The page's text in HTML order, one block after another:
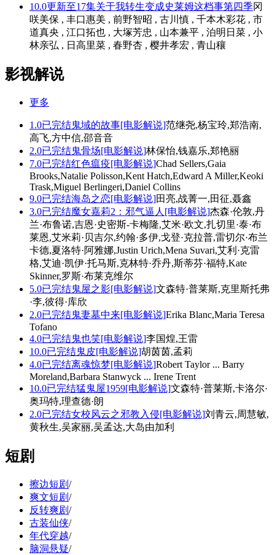
10.0更新至17集关于我转生变成史莱姆这档事第四季冈
咲美保 , 丰口惠美 , 前野智昭 , 古川慎 , 千本木彩花 , 市
道真央 , 江口拓也 , 大塚芳忠 , 山本兼平 , 泊明日菜 , 小
林亲弘 , 日高里菜 , 春野杏 , 樱井孝宏 , 青山穰
影视解说
更多
1.0已完结鬼域的故事[电影解说]范继尧,杨宝玲,郑浩南,
高飞,方中信,邵音音
2.0已完结鬼骨场[电影解说]林保怡,钱嘉乐,郑艳丽
7.0已完结红色瘟疫[电影解说]Chad Sellers,Gaia
Brooks,Natalie Polisson,Kent Hatch,Edward A Miller,Keoki
Trask,Miguel Berlingeri,Daniel Collins
9.0已完结海岛之恋[电影解说]田亮,战菁一,田征,聂鑫
3.0已完结魔女嘉莉2：邪气逼人[电影解说]杰森·伦敦,丹
兰·布鲁诺,吉恩·史密斯-卡梅隆,艾米·欧文,扎切里·泰·布
莱恩,艾米莉·贝吉尔,约翰·多伊,戈登·克拉普,雷切尔·布兰
卡德,夏洛特·阿雅娜,Justin Urich,Mena Suvari,艾利·克雷
格,艾迪·凯伊·托马斯,克林特·乔丹,斯蒂芬·福特,Kate
Skinner,罗斯·布莱克维尔
5.0已完结鬼屋之影[电影解说]文森特·普莱斯,克里斯托弗
·李,彼得·库欣
2.0已完结鬼妻墓中来[电影解说]Erika Blanc,Maria Teresa
Tofano
4.0已完结鬼也笑[电影解说]李国煌,王雷
10.0已完结鬼皮[电影解说]胡茵茵,孟莉
4.0已完结离魂惊梦[电影解说]Robert Taylor ... Barry
Moreland,Barbara Stanwyck ... Irene Trent
10.0已完结猛鬼屋1959[电影解说]文森特·普莱斯,卡洛尔·
奥玛特,理查德·朗
2.0已完结女校风云之邪教入侵[电影解说]刘青云,周慧敏,
黄秋生,吴家丽,吴孟达,大岛由加利
短剧
擦边短剧/
爽文短剧/
反转爽剧/
古装仙侠/
年代穿越/
脑洞悬疑/